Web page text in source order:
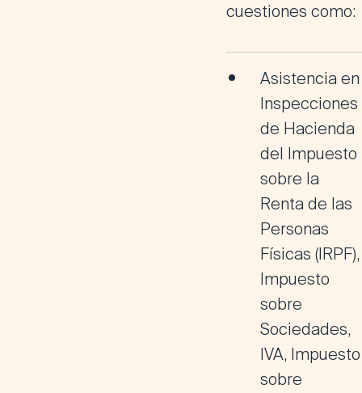
cuestiones como:
Asistencia en
Inspecciones
de Hacienda
del Impuesto
sobre la
Renta de las
Personas
Físicas (IRPF),
Impuesto
sobre
Sociedades,
IVA, Impuesto
sobre